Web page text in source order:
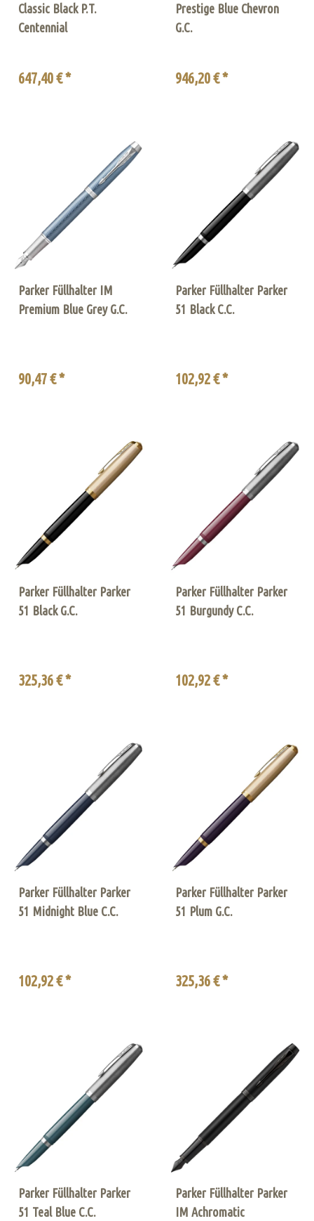
Classic Black P.T.
Centennial
647,40 € *
Prestige Blue Chevron
G.C.
946,20 € *
Parker Füllhalter IM
Premium Blue Grey G.C.
90,47 € *
Parker Füllhalter Parker
51 Black C.C.
102,92 € *
Parker Füllhalter Parker
51 Black G.C.
325,36 € *
Parker Füllhalter Parker
51 Burgundy C.C.
102,92 € *
Parker Füllhalter Parker
51 Midnight Blue C.C.
102,92 € *
Parker Füllhalter Parker
51 Plum G.C.
325,36 € *
Parker Füllhalter Parker
51 Teal Blue C.C.
Parker Füllhalter Parker
IM Achromatic